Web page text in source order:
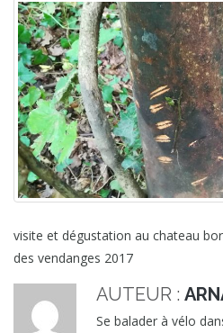
visite et dégustation au chateau
des vendanges 2017
AUTEUR :
Se balader à vélo